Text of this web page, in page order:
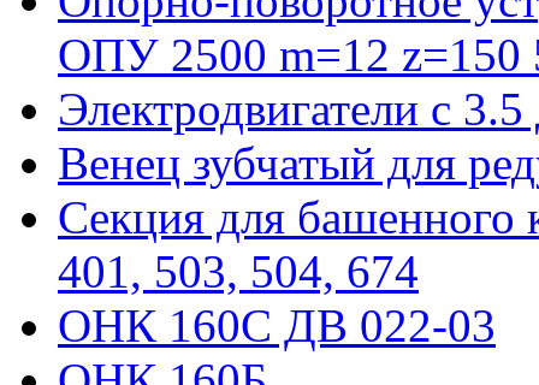
ОПУ 2500 m=12 z=150
Электродвигатели с
Венец зубчатый для
Секция для башенного
401, 503, 504, 674
ОНК 160С ДВ 022-03